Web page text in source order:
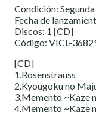
Condición:
Fecha de
Discos: 1 [CD]
Código: VICL-
[CD]
1.Rosenstrauss
2.Kyougoku no
3.Memento ~Kaze
4.Memento ~Kaze